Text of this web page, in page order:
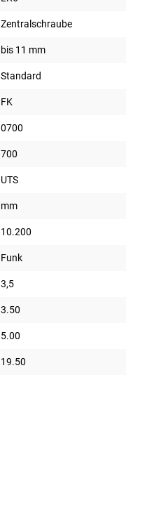
Zentralschraube
bis 11 mm
Standard
FK
0700
700
UTS
mm
10.200
Funk
3,5
3.50
5.00
19.50